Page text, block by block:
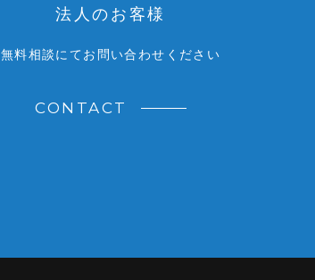
法人のお客様
無料相談にてお問い合わせください
CONTACT